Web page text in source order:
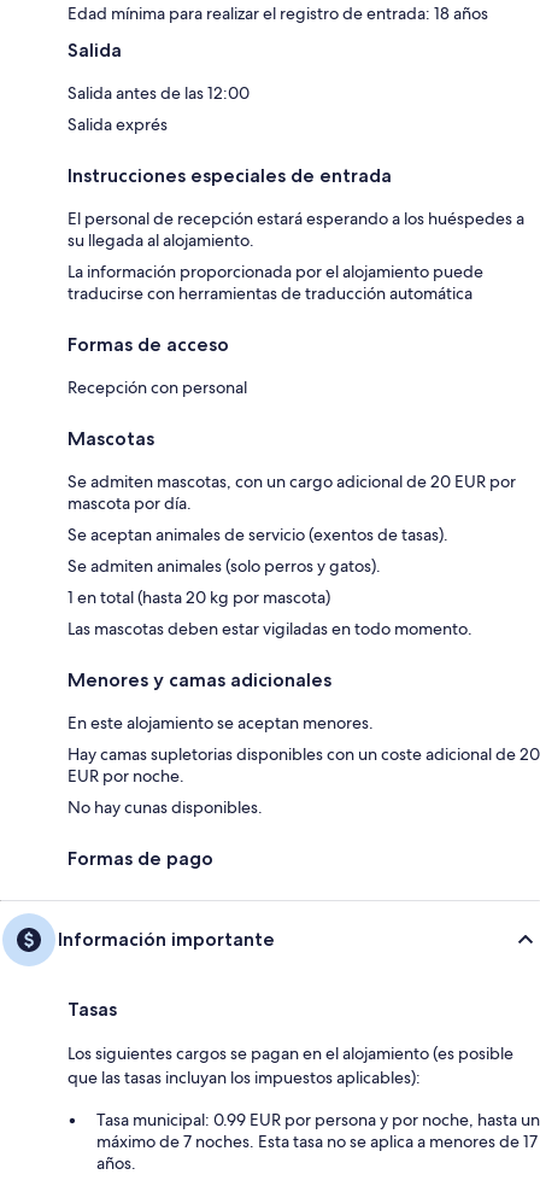
Edad mínima para realizar el registro de entrada: 18 años
Salida
Salida antes de las 12:00
Salida exprés
Instrucciones especiales de entrada
El personal de recepción estará esperando a los huéspedes a
su llegada al alojamiento.
La información proporcionada por el alojamiento puede
traducirse con herramientas de traducción automática
Formas de acceso
Recepción con personal
Mascotas
Se admiten mascotas, con un cargo adicional de 20 EUR por
mascota por día.
Se aceptan animales de servicio (exentos de tasas).
Se admiten animales (solo perros y gatos).
1 en total (hasta 20 kg por mascota)
Las mascotas deben estar vigiladas en todo momento.
Menores y camas adicionales
En este alojamiento se aceptan menores.
Hay camas supletorias disponibles con un coste adicional de 20
EUR por noche.
No hay cunas disponibles.
Formas de pago
Información importante
Tasas
Los siguientes cargos se pagan en el alojamiento (es posible
que las tasas incluyan los impuestos aplicables):
Tasa municipal: 0.99 EUR por persona y por noche, hasta un
máximo de 7 noches. Esta tasa no se aplica a menores de 17
años.